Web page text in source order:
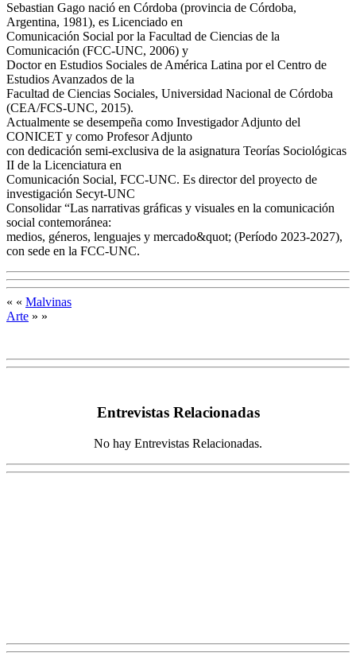
Sebastian Gago nació en Córdoba (provincia de Córdoba,
Argentina, 1981), es Licenciado en
Comunicación Social por la Facultad de Ciencias de la
Comunicación (FCC-UNC, 2006) y
Doctor en Estudios Sociales de América Latina por el Centro de
Estudios Avanzados de la
Facultad de Ciencias Sociales, Universidad Nacional de Córdoba
(CEA/FCS-UNC, 2015).
Actualmente se desempeña como Investigador Adjunto del
CONICET y como Profesor Adjunto
con dedicación semi-exclusiva de la asignatura Teorías Sociológicas
II de la Licenciatura en
Comunicación Social, FCC-UNC. Es director del proyecto de
investigación Secyt-UNC
Consolidar “Las narrativas gráficas y visuales en la comunicación
social contemoránea:
medios, géneros, lenguajes y mercado&quot; (Período 2023-2027),
con sede en la FCC-UNC.
« « Malvinas
Arte » »
Entrevistas Relacionadas
No hay Entrevistas Relacionadas.